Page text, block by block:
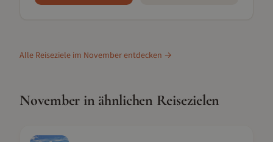
Alle Reiseziele im Novemberentdecken →
November in ähnlichen Reisezielen